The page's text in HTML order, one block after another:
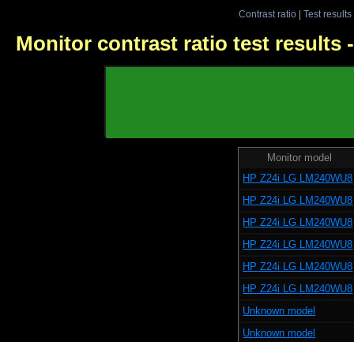
Contrast ratio| Test results
Monitor contrast ratio test results
Monitor model
HP Z24i LG LM240WU8
HP Z24i LG LM240WU8
HP Z24i LG LM240WU8
HP Z24i LG LM240WU8
HP Z24i LG LM240WU8
HP Z24i LG LM240WU8
Unknown model
Unknown model